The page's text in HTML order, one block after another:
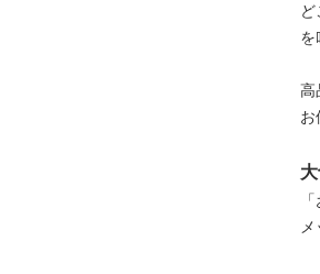
を
高
お